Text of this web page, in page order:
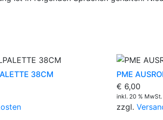
38CM
PME
€ 6,00
inkl. 20 % MwSt.
zzgl.